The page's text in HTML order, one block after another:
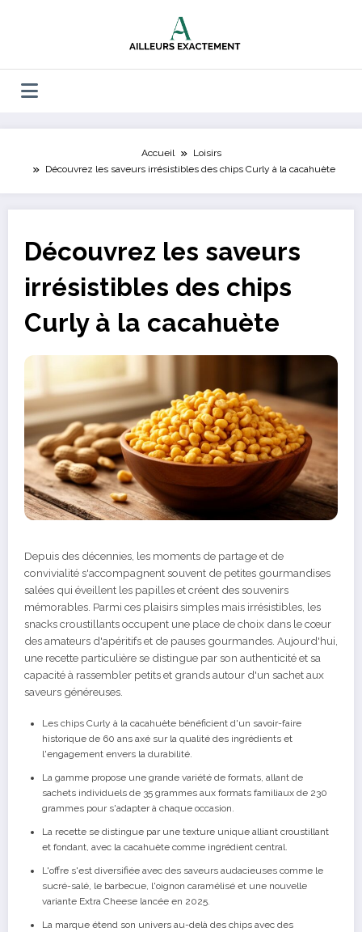
Accueil
Loisirs
Découvrez les saveurs irrésistibles des chips Curly à la cacahuète
Découvrez les saveurs
irrésistibles des chips
Curly à la cacahuète
Depuis des décennies, les moments de partage et de
convivialité s'accompagnent souvent de petites gourmandises
salées qui éveillent les papilles et créent des souvenirs
mémorables. Parmi ces plaisirs simples mais irrésistibles, les
snacks croustillants occupent une place de choix dans le cœur
des amateurs d'apéritifs et de pauses gourmandes. Aujourd'hui,
une recette particulière se distingue par son authenticité et sa
capacité à rassembler petits et grands autour d'un sachet aux
saveurs généreuses.
Les chips Curly à la cacahuète bénéficient d'un savoir-faire
historique de 60 ans axé sur la qualité des ingrédients et
l'engagement envers la durabilité.
La gamme propose une grande variété de formats, allant de
sachets individuels de 35 grammes aux formats familiaux de 230
grammes pour s'adapter à chaque occasion.
La recette se distingue par une texture unique alliant croustillant
et fondant, avec la cacahuète comme ingrédient central.
L'offre s'est diversifiée avec des saveurs audacieuses comme le
sucré-salé, le barbecue, l'oignon caramélisé et une nouvelle
variante Extra Cheese lancée en 2025.
La marque étend son univers au-delà des chips avec des